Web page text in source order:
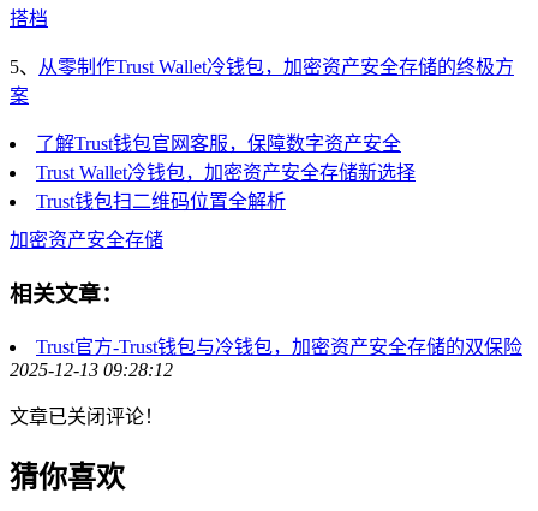
搭档
5、 从零制作Trust Wallet冷钱包，加密资产安全存储的终极方
案
了解Trust钱包官网客服，保障数字资产安全
Trust Wallet冷钱包，加密资产安全存储新选择
Trust钱包扫二维码位置全解析
加密资产安全存储
相关文章：
Trust官方-Trust钱包与冷钱包，加密资产安全存储的双保险
2025-12-13 09:28:12
文章已关闭评论！
猜你喜欢